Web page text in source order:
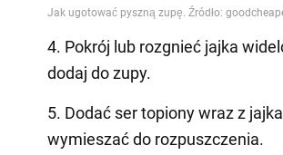
4. Pokrój lub rozgnieć jajka
dodaj do zupy.
5. Dodać ser topiony wraz z
wymieszać do rozpuszczenia.